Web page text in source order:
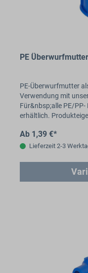
PE
PE-Überwurfmutter
Verwendung mit
Für&nbsp;alle PE/
erhältlich.
Ab 1,39 €*
Lieferzeit 2-3